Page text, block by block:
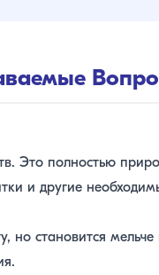
Это полностью
и другие
но становится